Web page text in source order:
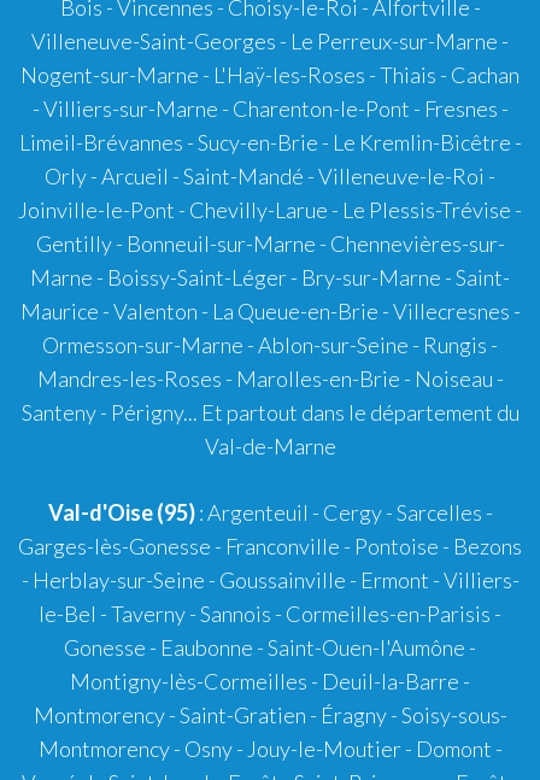
Bois - Vincennes - Choisy-le-Roi - Alfortville -
Villeneuve-Saint-Georges - Le Perreux-sur-Marne -
Nogent-sur-Marne - L'Haÿ-les-Roses - Thiais - Cachan
- Villiers-sur-Marne - Charenton-le-Pont - Fresnes -
Limeil-Brévannes - Sucy-en-Brie - Le Kremlin-Bicêtre -
Orly - Arcueil - Saint-Mandé - Villeneuve-le-Roi -
Joinville-le-Pont - Chevilly-Larue - Le Plessis-Trévise -
Gentilly - Bonneuil-sur-Marne - Chennevières-sur-
Marne - Boissy-Saint-Léger - Bry-sur-Marne - Saint-
Maurice - Valenton - La Queue-en-Brie - Villecresnes -
Ormesson-sur-Marne - Ablon-sur-Seine - Rungis -
Mandres-les-Roses - Marolles-en-Brie - Noiseau -
Santeny - Périgny... Et partout dans le département du
Val-de-Marne
Val-d'Oise (95): Argenteuil - Cergy - Sarcelles -
Garges-lès-Gonesse - Franconville - Pontoise - Bezons
- Herblay-sur-Seine - Goussainville - Ermont - Villiers-
le-Bel - Taverny - Sannois - Cormeilles-en-Parisis -
Gonesse - Eaubonne - Saint-Ouen-l'Aumône -
Montigny-lès-Cormeilles - Deuil-la-Barre -
Montmorency - Saint-Gratien - Éragny - Soisy-sous-
Montmorency - Osny - Jouy-le-Moutier - Domont -